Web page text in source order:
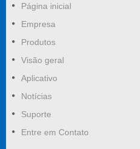
Página inicial
Empresa
Produtos
Visão geral
Aplicativo
Notícias
Suporte
Entre em Contato